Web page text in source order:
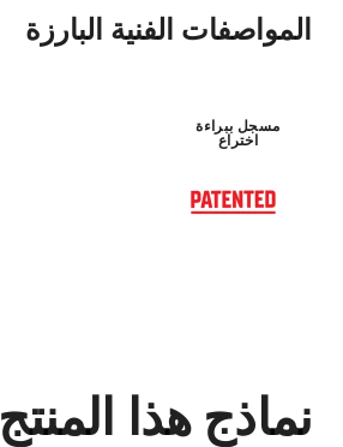
المواصفات الفنية البارزة
مسجل ببراءة
اختراع
نماذج هذا المنتج